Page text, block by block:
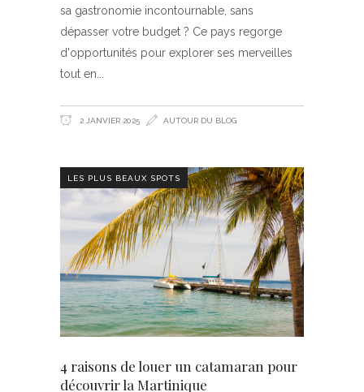
sa gastronomie incontournable, sans
dépasser votre budget ? Ce pays regorge
d'opportunités pour explorer ses merveilles
tout en
2 JANVIER 2025 AUTOUR DU BLOG
LES PLUS BEAUX SPOTS
4 raisons de louer un catamaran pour
découvrir la Martinique